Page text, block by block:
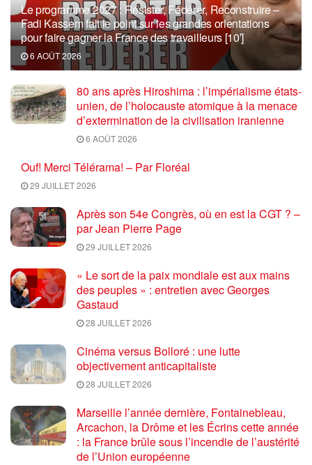
Le programme 2027 : Résister, Fédérer, Reconstruire –
Fadi Kassem fait le point sur les grandes orientations
pour faire gagner la France des travailleurs [10′]
6 AOÛT 2026
80 ans après Hiroshima : l’impérialisme états-
unien, de l’holocauste atomique à la menace
d’extermination de la civilisation iranienne
6 AOÛT 2026
Ouf! Merci Télérama! – Par Floréal
29 JUILLET 2026
Après son 54e Congrès, où en est la CGT ? –
par Jean Pierre Page
29 JUILLET 2026
« Le sort de la paix mondiale est aux mains
des peuples » : entretien avec Georges
Gastaud
28 JUILLET 2026
Cinéma versus Bolloré : une lutte
objectivement anticapitaliste
28 JUILLET 2026
Marseille l’année dernière, Fontainebleau,
Arcachon, la Drôme et les Écrins cette année
: la France brûle sous l’incendie de l’austérité
de l’Union européenne